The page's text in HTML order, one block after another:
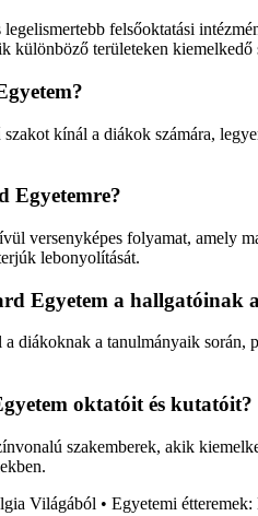
felsőoktatási
különböző területeken kiemelkedő
kínál a diákok számára,
Egyetemre?
versenyképes folyamat, amely
lebonyolítását.
Egyetem a hallgatóinak
diákoknak a tanulmányaik
oktatóit és kutatóit?
szakemberek, akik
Világából • Egyetemi étteremek: